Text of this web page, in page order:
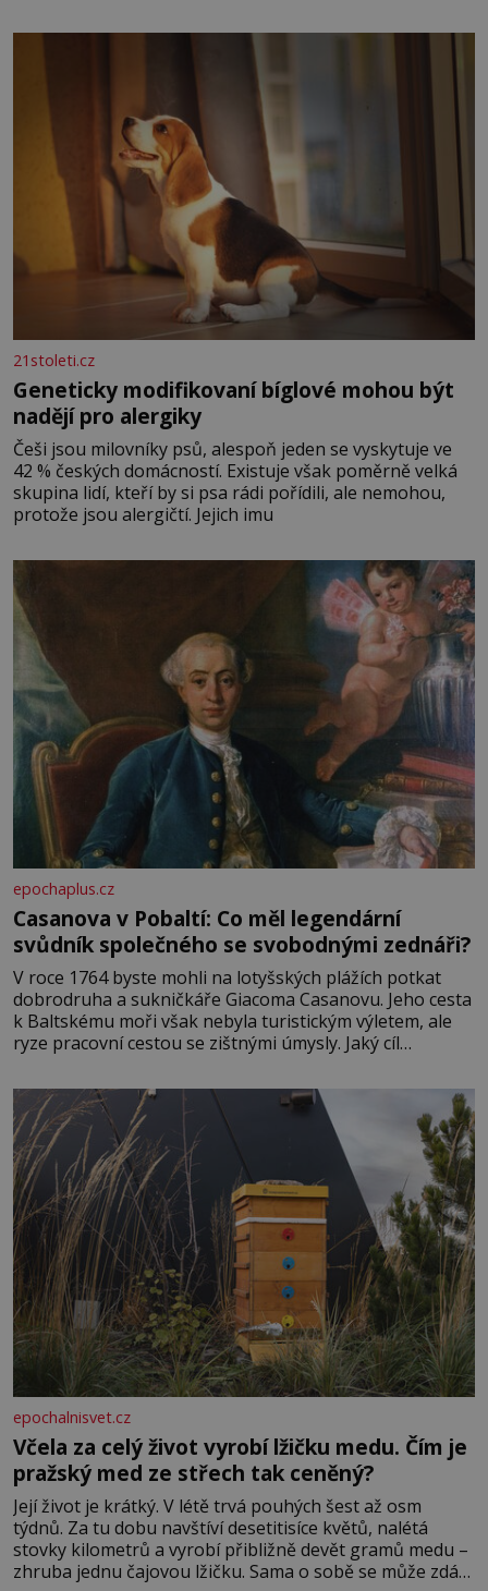
povaze, ale i v potřebách naší pokožky. Ohnivá znamení
Ženy narozené ve znamení Berana, Lva a Střelce v sobě
nesou žár, odvahu a neutuchající elán. Vaše
21stoleti.cz
Geneticky modifikovaní bíglové mohou být
nadějí pro alergiky
Češi jsou milovníky psů, alespoň jeden se vyskytuje ve
42 % českých domácností. Existuje však poměrně velká
skupina lidí, kteří by si psa rádi pořídili, ale nemohou,
protože jsou alergičtí. Jejich imu
epochaplus.cz
Casanova v Pobaltí: Co měl legendární
svůdník společného se svobodnými zednáři?
V roce 1764 byste mohli na lotyšských plážích potkat
dobrodruha a sukničkáře Giacoma Casanovu. Jeho cesta
k Baltskému moři však nebyla turistickým výletem, ale
ryze pracovní cestou se zištnými úmysly. Jaký cíl
lotyšské Rigy? Casanova v Pobaltí kontaktoval tamní
zednářské lóže. Nebyl v této oblasti žádným nováčkem,
protože do zednářské
epochalnisvet.cz
Včela za celý život vyrobí lžičku medu. Čím je
pražský med ze střech tak ceněný?
Její život je krátký. V létě trvá pouhých šest až osm
týdnů. Za tu dobu navštíví desetitisíce květů, nalétá
stovky kilometrů a vyrobí přibližně devět gramů medu –
zhruba jednu čajovou lžičku. Sama o sobě se může zdát